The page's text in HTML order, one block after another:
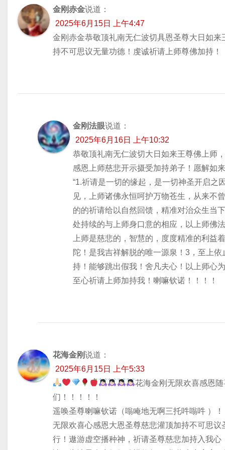
金刚赤金说道：
2025年6月15日 上午4:47
金刚赤金恭敬顶礼南无仁波切具恩圣尊大日如
持不可思议无量功德！虔诚祈请上师尊佛加持！
金刚法眼说道：
2025年6月16日 上午10:32
恭敬顶礼南无仁波切大日如来王尊佛上师
感恩上师慈悲开示摄受加持弟子！愿解如
​“1.祈请是一切的缘起，是一切神圣开启之
见，上师诸佛永恒呵护万物苍生，从来不
的的祈请给以自然回馈，精准对治众生当
处持续的与上师身口意的相应，以上师佛
上师是慈悲的，智慧的，度度精准的利益
陀！是我吉祥解脱的唯一源泉！3，至上
持！能够跳出假我！舍凡夫心！以上师心
至心祈请上师加持我！喇嘛钦诺！！！！
花海金刚说道：
2025年6月15日 上午5:33
花海金刚无限欢喜感恩
们！！！！！
遥唤圣尊喇嘛钦诺（嗡唵地无啊三托吽嗡吽 ）！
无限欢喜心感恩大恩圣尊慈悲灌顶加持不可思
行！遨游虚空播种神，祈请圣尊慈悲加持入我